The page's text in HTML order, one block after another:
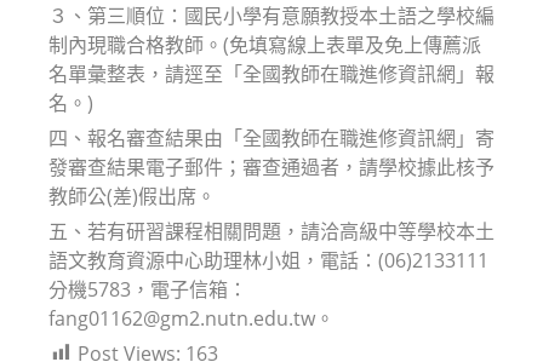
３、第三順位：國民小學有意願教授本土語之學校編
制內現職合格教師。(免填寫線上表單及免上傳薦派
名單彙整表，請逕至「全國教師在職進修資訊網」報
名。)
四、報名審查結果由「全國教師在職進修資訊網」寄
發審查結果電子郵件；審查通過者，請學校據此核予
教師公(差)假出席。
五、若有研習課程相關問題，請洽高級中等學校本土
語文教育資源中心助理林小姐，電話：(06)2133111
分機5783，電子信箱：
fang01162@gm2.nutn.edu.tw。
Post Views: 163